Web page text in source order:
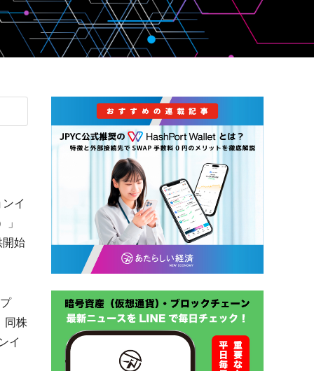
イ
始
同株
イ